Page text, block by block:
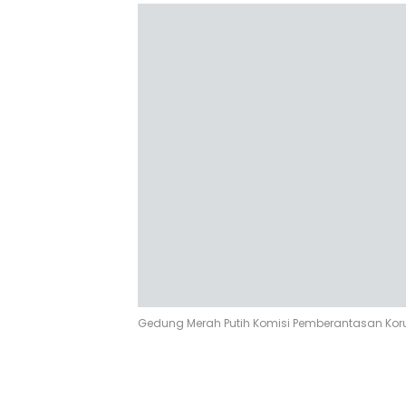
Gedung Merah Putih Komisi Pemberantasan